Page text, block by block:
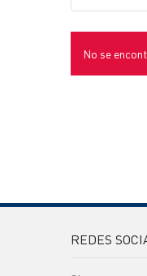
No se
REDES